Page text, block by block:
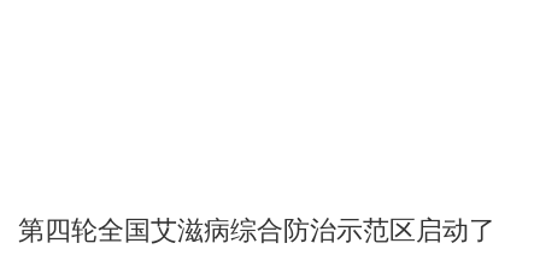
第四轮全国艾滋病综合防治示范区启动了